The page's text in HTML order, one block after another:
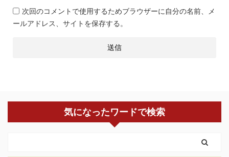
次回のコメントで使用するためブラウザーに自分の名前、メ
ールアドレス、サイトを保存する。
気になったワードで検索